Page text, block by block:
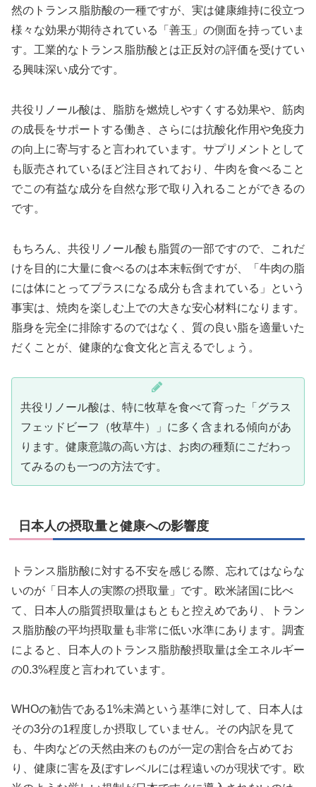
然のトランス脂肪酸の一種ですが、実は健康維持に役立つ
様々な効果が期待されている「善玉」の側面を持っていま
す。工業的なトランス脂肪酸とは正反対の評価を受けてい
る興味深い成分です。
共役リノール酸は、脂肪を燃焼しやすくする効果や、筋肉
の成長をサポートする働き、さらには抗酸化作用や免疫力
の向上に寄与すると言われています。サプリメントとして
も販売されているほど注目されており、牛肉を食べること
でこの有益な成分を自然な形で取り入れることができるの
です。
もちろん、共役リノール酸も脂質の一部ですので、これだ
けを目的に大量に食べるのは本末転倒ですが、「牛肉の脂
には体にとってプラスになる成分も含まれている」という
事実は、焼肉を楽しむ上での大きな安心材料になります。
脂身を完全に排除するのではなく、質の良い脂を適量いた
だくことが、健康的な食文化と言えるでしょう。
共役リノール酸は、特に牧草を食べて育った「グラス
フェッドビーフ（牧草牛）」に多く含まれる傾向があ
ります。健康意識の高い方は、お肉の種類にこだわっ
てみるのも一つの方法です。
日本人の摂取量と健康への影響度
トランス脂肪酸に対する不安を感じる際、忘れてはならな
いのが「日本人の実際の摂取量」です。欧米諸国に比べ
て、日本人の脂質摂取量はもともと控えめであり、トラン
ス脂肪酸の平均摂取量も非常に低い水準にあります。調査
によると、日本人のトランス脂肪酸摂取量は全エネルギー
の0.3%程度と言われています。
WHOの勧告である1%未満という基準に対して、日本人は
その3分の1程度しか摂取していません。その内訳を見て
も、牛肉などの天然由来のものが一定の割合を占めてお
り、健康に害を及ぼすレベルには程遠いのが現状です。欧